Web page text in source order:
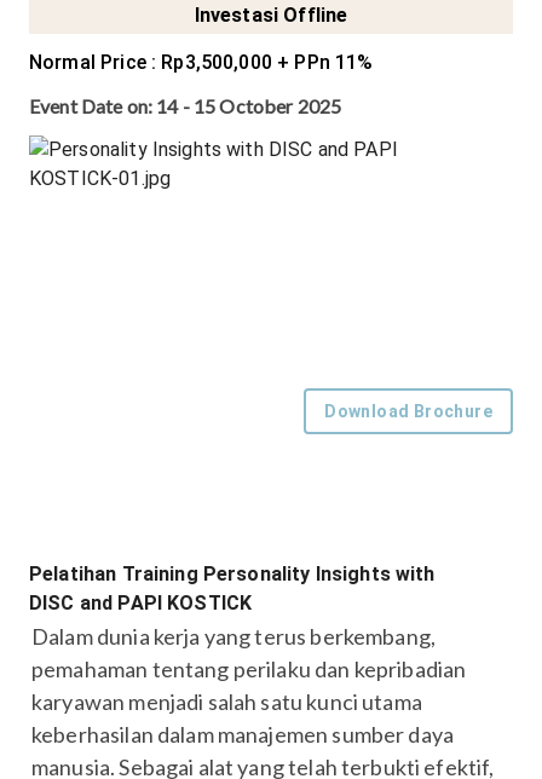
Investasi Offline
Normal Price: Rp3,500,000 + PPn 11%
Event Date on: 14 - 15 October 2025
Download Brochure
Pelatihan Training Personality Insights with
DISC and PAPI KOSTICK
Dalam dunia kerja yang terus berkembang,
pemahaman tentang perilaku dan kepribadian
karyawan menjadi salah satu kunci utama
keberhasilan dalam manajemen sumber daya
manusia. Sebagai alat yang telah terbukti efektif,